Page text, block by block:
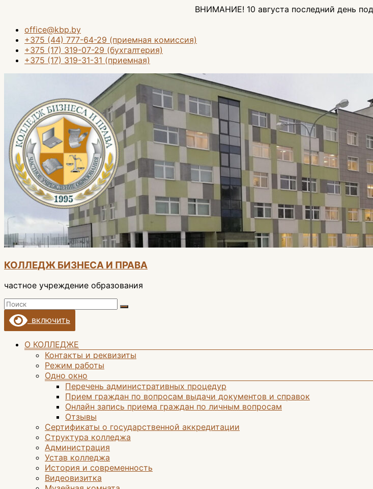
содержимому
ВНИМАНИЕ! 10 августа последний день подачи
office@kbp.by
+375 (44) 777-64-29 (приемная комиссия)
+375 (17) 319-07-29 (бухгалтерия)
+375 (17) 319-31-31 (приемная)
КОЛЛЕДЖ БИЗНЕСА И ПРАВА
частное учреждение образования
включить
МенюО КОЛЛЕДЖЕ
Контакты и реквизиты
Режим работы
Одно окно
Перечень административных процедур
Прием граждан по вопросам выдачи документов и справок
Онлайн запись приема граждан по личным вопросам
Отзывы
Сертификаты о государственной аккредитации
Структура колледжа
Администрация
Устав колледжа
История и современность
Видеовизитка